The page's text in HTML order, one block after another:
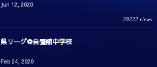
Jun 12, 2020
29222 views
県リーグ⚽️自彊館中学校
Feb 24, 2020